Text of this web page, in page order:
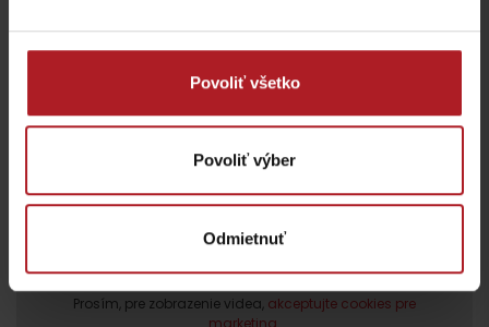
Povoliť všetko
Povoliť výber
Odmietnuť
Prosím, pre zobrazenie videa, akceptujte cookies pre
marketing.